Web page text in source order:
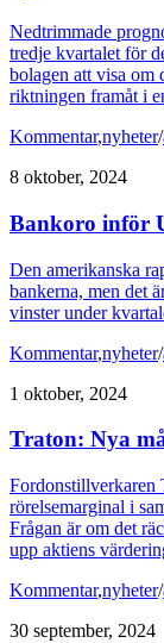
Nedtrimmade
tredje kvartalet för
bolagen att visa om
riktningen framåt i
Kommentar,nyheter/
8 oktober, 2024
Bankoro inför
Den amerikanska
bankerna, men det
vinster under
Kommentar,nyheter/
1 oktober, 2024
Traton: Nya
Fordonstillverkaren
rörelsemarginal i
Frågan är om det
upp aktiens
Kommentar,nyheter/
30 september, 2024